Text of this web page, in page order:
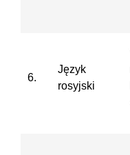
6.
Język
rosyjski